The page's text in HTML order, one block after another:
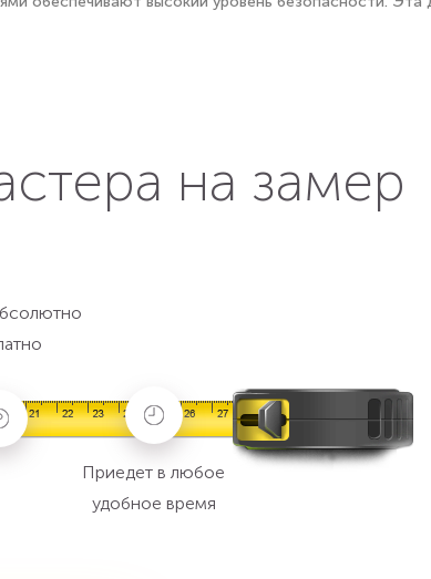
на замер
Приедет в любое
удобное время